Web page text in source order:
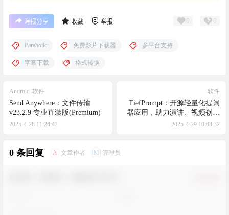
海报分享 收藏 举报 0 0
Parabolic 免费影片下载器 多平台支持
字幕下载 格式转换
Android 软件
Send Anywhere：文件传输
v23.2.9 专业直装版(Premium)
2025-4-28 11:24:42
软件
TiefPrompt：开源轻量化提词
器应用，助力演讲、视频创作
与公开演说
2025-4-29 10:03:32
0 条回复 A 文章作者 M 管理员